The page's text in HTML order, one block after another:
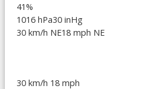
41%
1016 hPa30 inHg
30 km/h NE18 mph NE
30 km/h 18 mph